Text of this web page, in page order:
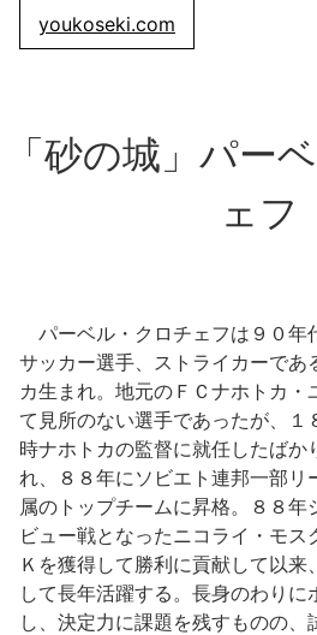
youkoseki.com
「砂の城」パー
ェフ
パーベル・クロチェフは９０年
サッカー選手、ストライカーであ
カ生まれ。地元のＦＣナホトカ・
て見所のない選手であったが、１
時ナホトカの監督に就任したばか
れ、８８年にソビエト連邦一部リ
属のトップチームに昇格。８８年
ビュー戦となったニコライ・モス
Ｋを獲得して勝利に貢献して以来
して長年活躍する。長身のわりに
し、決定力に課題を残すものの、